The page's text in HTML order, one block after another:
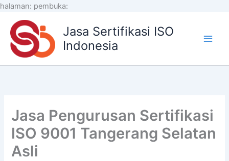
halaman: pembuka:
konten
Jasa Sertifikasi ISO
Indonesia
Jasa Pengurusan Sertifikasi
ISO 9001 Tangerang Selatan
Asli